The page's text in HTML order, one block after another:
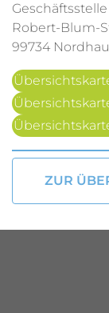
Geschäftsstelle
Robert-Blum-
99734
ZUR